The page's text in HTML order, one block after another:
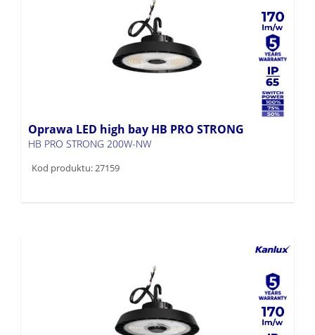
Oprawa LED high bay HB PRO STRONG
HB PRO STRONG 200W-NW
Kod produktu: 27159